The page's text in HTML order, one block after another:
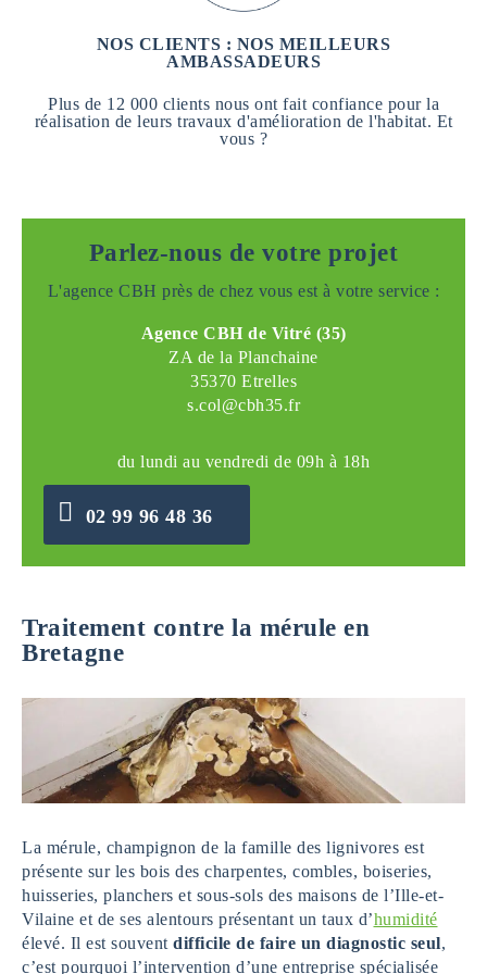
NOS CLIENTS : NOS MEILLEURS
AMBASSADEURS
Plus de 12 000 clients nous ont fait confiance pour la
réalisation de leurs travaux d'amélioration de l'habitat. Et
vous ?
Parlez-nous de votre projet
L'agence CBH près de chez vous est à votre service :
Agence CBH de Vitré (35)
ZA de la Planchaine
35370 Etrelles
s.col@cbh35.fr
du lundi au vendredi de 09h à 18h
02 99 96 48 36
Traitement contre la mérule en
Bretagne
La mérule, champignon de la famille des lignivores est
présente sur les bois des charpentes, combles, boiseries,
huisseries, planchers et sous-sols des maisons de l’Ille-et-
Vilaine et de ses alentours présentant un taux d’humidité
élevé. Il est souvent difficile de faire un diagnostic seul,
c’est pourquoi l’intervention d’une entreprise spécialisée